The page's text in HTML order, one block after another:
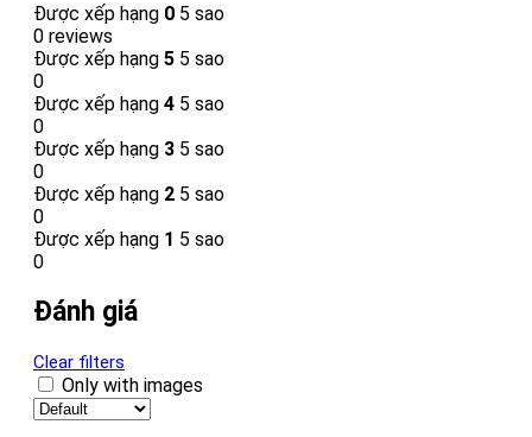
Được xếp hạng 0 5 sao
0 reviews
Được xếp hạng 5 5 sao
0
Được xếp hạng 4 5 sao
0
Được xếp hạng 3 5 sao
0
Được xếp hạng 2 5 sao
0
Được xếp hạng 1 5 sao
0
Đánh giá
Clear filters
Only with images